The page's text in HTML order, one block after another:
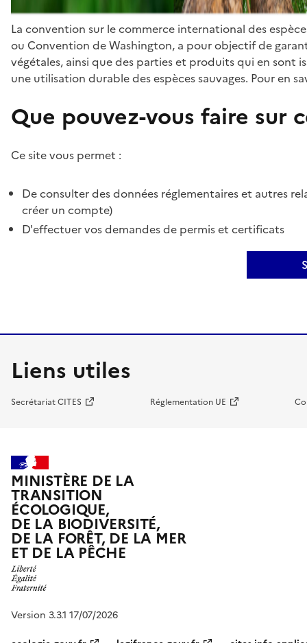
La convention sur le commerce international des
ou Convention de Washington, a pour objectif de
végétales, ainsi que des parties et produits qui en sont
une utilisation durable des espèces sauvages. Pour en
Que pouvez-vous faire sur
Ce site vous permet :
De consulter des données réglementaires et autres
créer un compte)
D'effectuer vos demandes de permis et certificats
Liens utiles
Secrétariat CITES Réglementation UE
MINISTÈRE DE LA
TRANSITION
ÉCOLOGIQUE,
DE LA BIODIVERSITÉ,
DE LA FORÊT, DE LA MER
ET DE LA PÊCHE
Version 3.3.1 17/07/2026